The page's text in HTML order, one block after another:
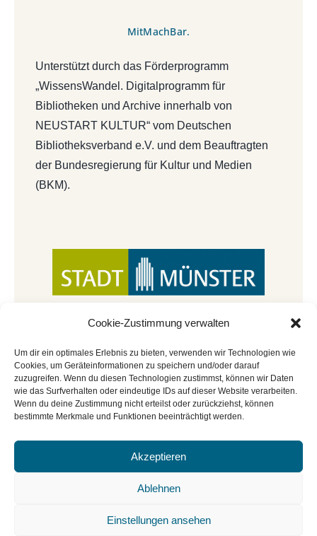
Cookie-Zustimmung verwalten
Um dir ein optimales Erlebnis zu bieten, verwenden wir Technologien wie
Cookies, um Geräteinformationen zu speichern und/oder darauf
zuzugreifen. Wenn du diesen Technologien zustimmst, können wir Daten
wie das Surfverhalten oder eindeutige IDs auf dieser Website verarbeiten.
Wenn du deine Zustimmung nicht erteilst oder zurückziehst, können
bestimmte Merkmale und Funktionen beeinträchtigt werden.
Akzeptieren
Ablehnen
Einstellungen ansehen
MitMachBar.
Unterstützt durch das Förderprogramm
„WissensWandel. Digitalprogramm für
Bibliotheken und Archive innerhalb von
NEUSTART KULTUR“ vom Deutschen
Bibliotheksverband e.V. und dem Beauftragten
der Bundesregierung für Kultur und Medien
(BKM).
© Copyright 2022 - 2026 | Mitmachbar der
Cookie-Richtlinie